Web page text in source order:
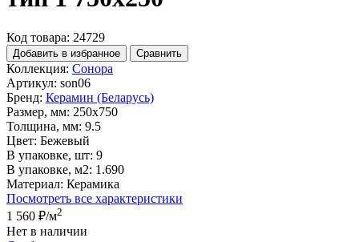
Код товара: 24729
Добавить в избранное Сравнить
Коллекция: Сонора
Артикул: son06
Бренд: Керамин (Беларусь)
Размер, мм: 250x750
Толщина, мм: 9.5
Цвет: Бежевый
В упаковке, шт: 9
В упаковке, м2: 1.690
Материал: Керамика
Посмотреть все характеристики
1 560 ₽/м2
Нет в наличии